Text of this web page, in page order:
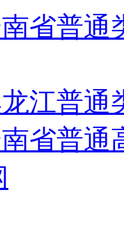
省普通
江普通
省普通